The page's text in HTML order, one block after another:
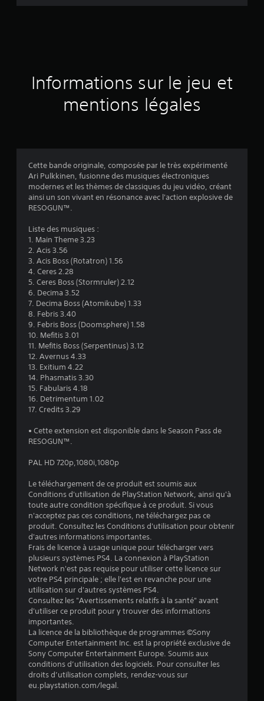
d
a
s
:
e
u
5
4
0
0
Informations sur le jeu et
mentions légales
Cette bande originale, composée par le très expérimenté
Ari Pulkkinen, fusionne des musiques électroniques
modernes et les thèmes de classiques du jeu vidéo, créant
ainsi un son vivant en résonance avec l'action explosive de
RESOGUN™.
Liste des musiques :
1. Main Theme 3.23
2. Acis 3.56
3. Acis Boss (Rotatron) 1.56
4. Ceres 2.28
5. Ceres Boss (Stormruler) 2.12
6. Decima 3.52
7. Decima Boss (Atomikube) 1.33
8. Febris 3.40
9. Febris Boss (Doomsphere) 1.58
10. Mefitis 3.01
11. Mefitis Boss (Serpentinus) 3.12
12. Avernus 4.33
13. Exitium 4.22
14. Phasmatis 3.30
15. Fabularis 4.18
16. Detrimentum 1.02
17. Credits 3.29
• Cette extension est disponible dans le Season Pass de
RESOGUN™.
PAL HD 720p,1080i,1080p
Le téléchargement de ce produit est soumis aux
Conditions d'utilisation de PlayStation Network, ainsi qu'à
toute autre condition spécifique à ce produit. Si vous
n'acceptez pas ces conditions, ne téléchargez pas ce
produit. Consultez les Conditions d'utilisation pour obtenir
d'autres informations importantes.
Frais de licence à usage unique pour télécharger vers
plusieurs systèmes PS4. La connexion à PlayStation
Network n'est pas requise pour utiliser cette licence sur
votre PS4 principale ; elle l'est en revanche pour une
utilisation sur d'autres systèmes PS4.
Consultez les "Avertissements relatifs à la santé" avant
d'utiliser ce produit pour y trouver des informations
importantes.
La licence de la bibliothèque de programmes ©Sony
Computer Entertainment Inc. est la propriété exclusive de
Sony Computer Entertainment Europe. Soumis aux
conditions d’utilisation des logiciels. Pour consulter les
droits d’utilisation complets, rendez-vous sur
eu.playstation.com/legal.